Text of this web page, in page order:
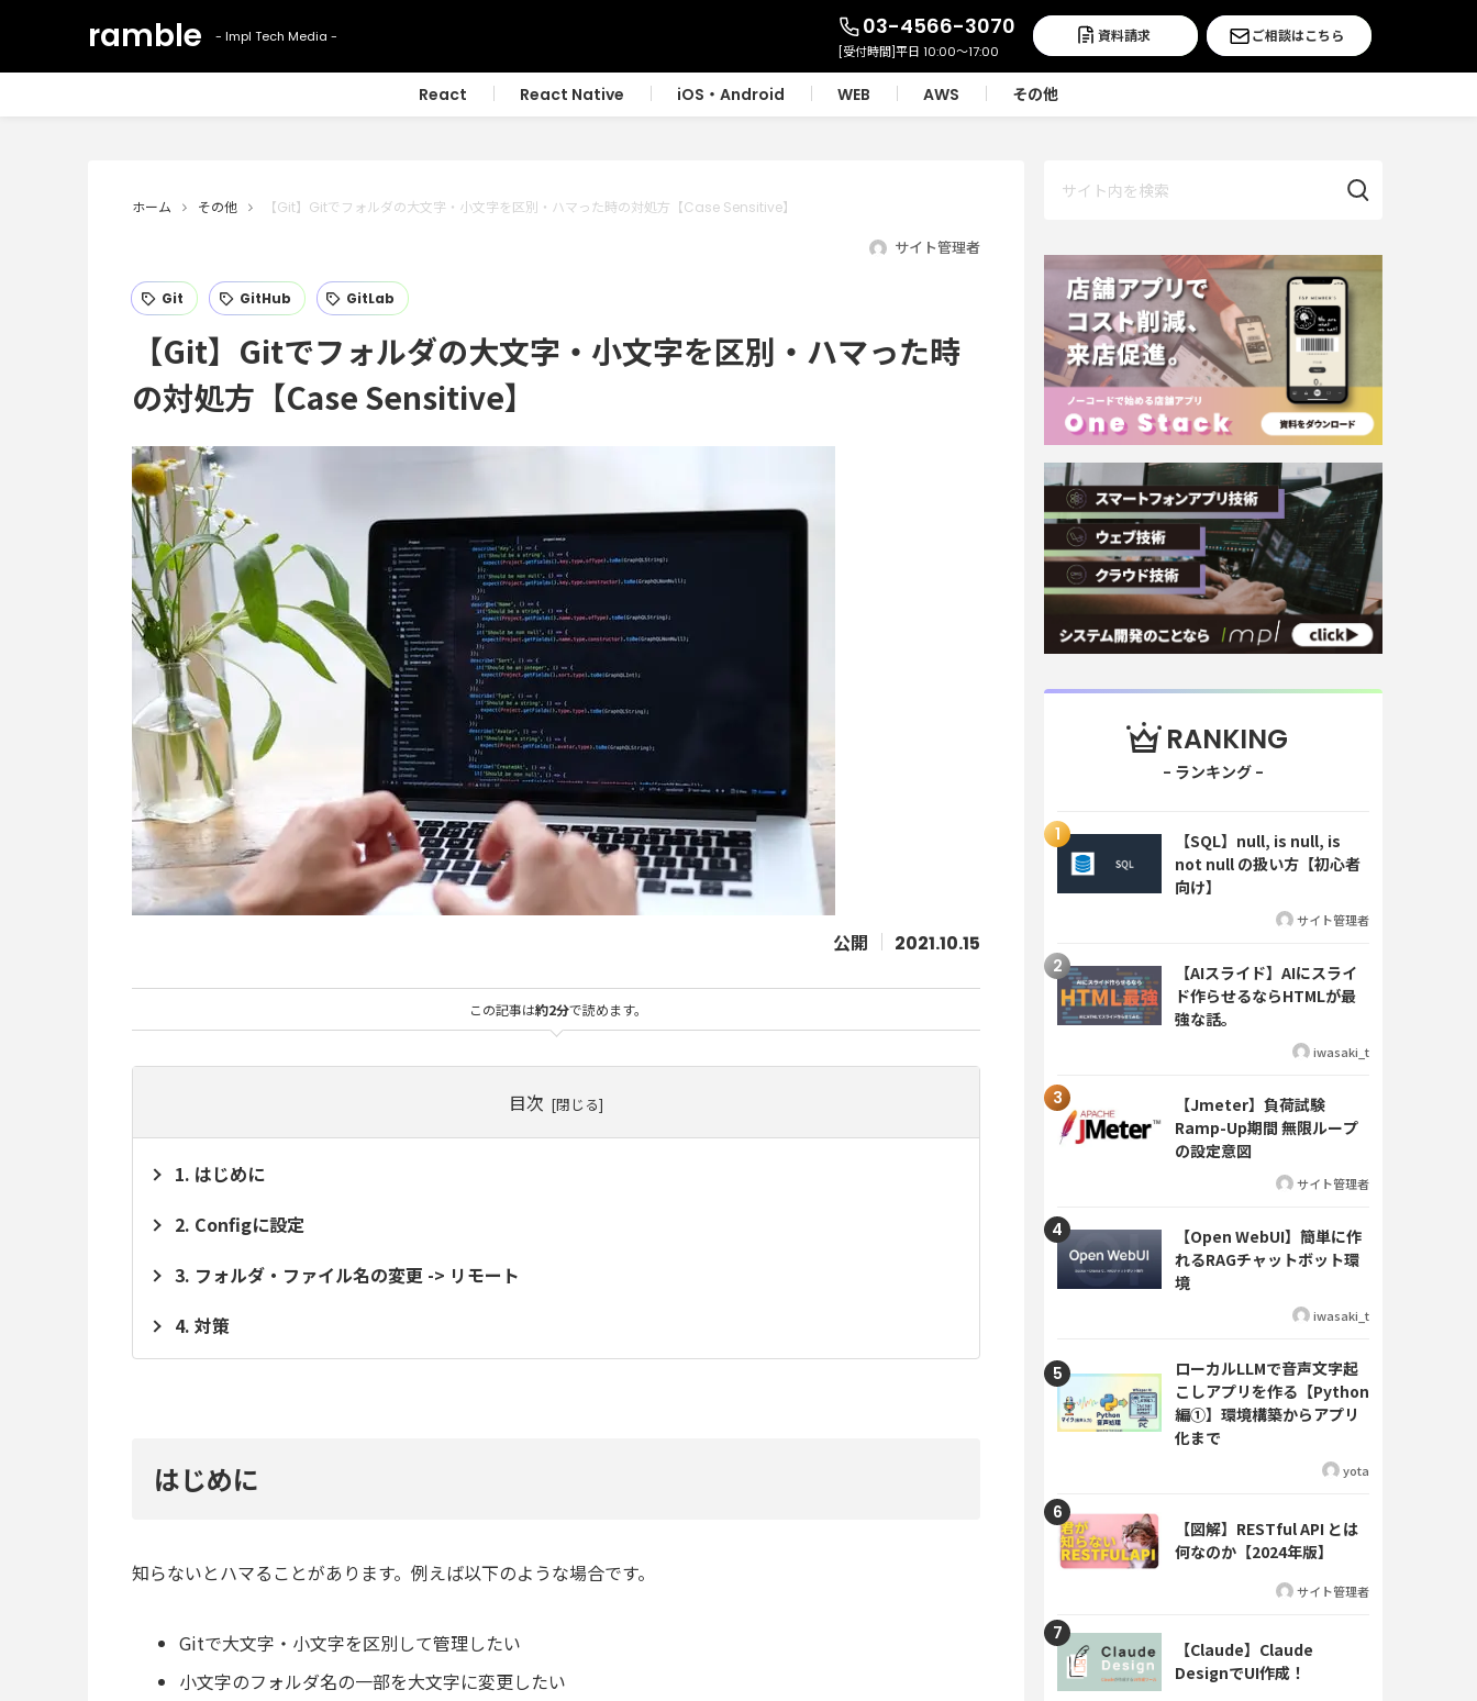
React React Native iOS・Android WEB AWS その他
03-4566-3070 資料請求 ご相談はこちら
ホーム その他 【Git】Gitでフォルダの大文字・小文字を区別・ハマった時の対処方【Case Sensitive】
サイト管理者
Git GitHub GitLab
【Git】Gitでフォルダの大文字・小文字を区別・ハマった時
の対処方【Case Sensitive】
2021.10.15
この記事は約2分で読めます。
目次
はじめに
Configに設定
フォルダ・ファイル名の変更 -> リモート
対策
はじめに
知らないとハマることがあります。例えば以下のような場合です。
Gitで大文字・小文字を区別して管理したい
小文字のフォルダ名の一部を大文字に変更したい
RANKING
【SQL】null, is null, is
not null の扱い方【初心者
向け】
サイト管理者
【AIスライド】AIにスライ
ド作らせるならHTMLが最
強な話。
iwasaki_t
【Jmeter】負荷試験
Ramp-Up期間 無限ループ
の設定意図
サイト管理者
【Open WebUI】簡単に作
れるRAGチャットボット環
境
iwasaki_t
ローカルLLMで音声文字起
こしアプリを作る【Python
編①】環境構築からアプリ
化まで
yota
【図解】RESTful API とは
何なのか【2024年版】
サイト管理者
【Claude】Claude
DesignでUI作成！